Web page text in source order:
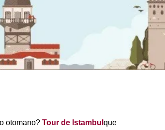
otomano? Tour de Istambul que